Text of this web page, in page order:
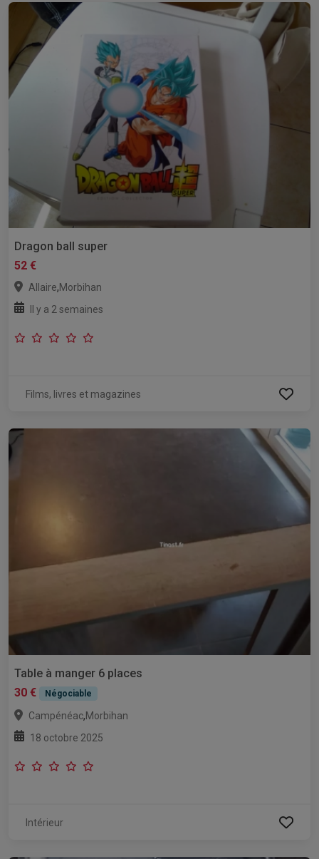
Dragon ball super
52 €
Allaire,Morbihan
Il y a 2 semaines
Films, livres et magazines
Table à manger 6 places
30 €
Négociable
Campénéac,Morbihan
18 octobre 2025
Intérieur